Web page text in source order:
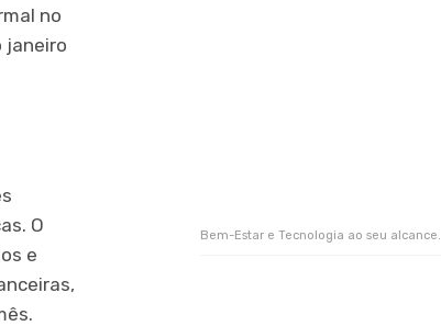
no
janeiro
O
e
Bem-Estar e Tecnologia ao seu alcance.